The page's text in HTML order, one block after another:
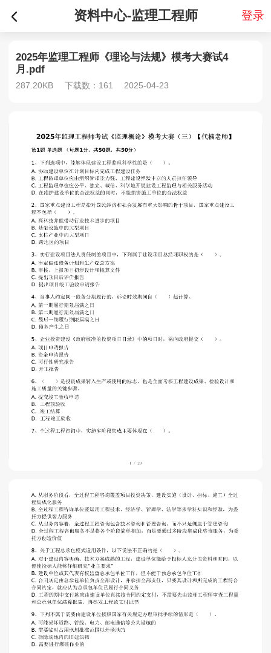
资料中心-监理工程师 登录
2025年监理工程师《理论与法规》模考大赛试4
月.pdf
287.20KB 下载数：161 2025-04-23